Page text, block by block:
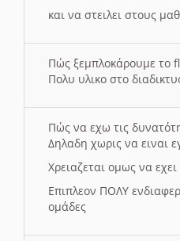
και να στειλει στους
Πώς ξεμπλοκάρουμε το
Πολυ υλικο στο
Πώς να εχω τις
Δηλαδη χωρις να ειναι
Χρειαζεται ομως να
Επιπλεον ΠΟΛΥ
ομάδες